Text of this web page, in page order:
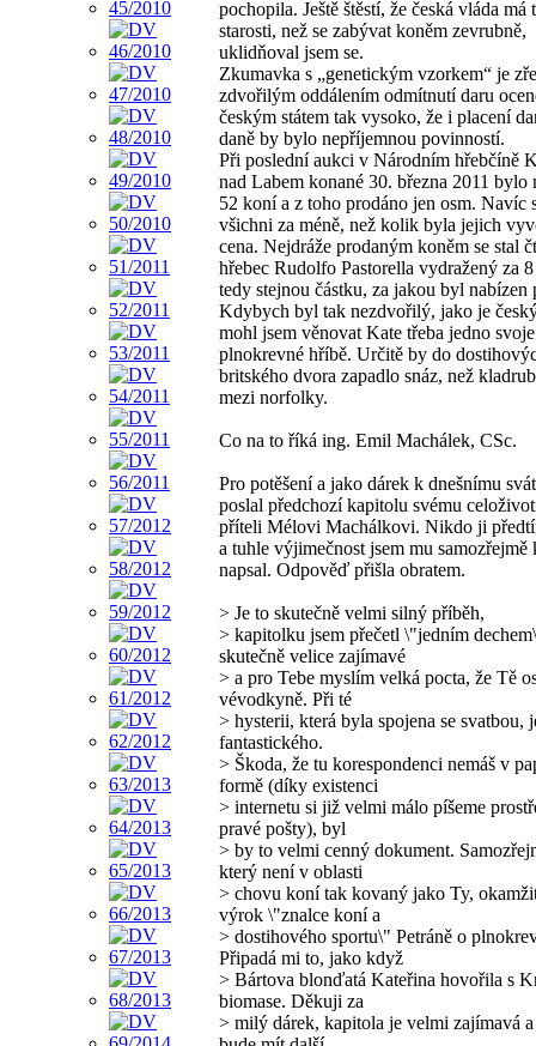
pochopila. Ještě štěstí, že česká vláda má
starosti, než se zabývat koněm zevrubně,
uklidňoval jsem se.
Zkumavka s „genetickým vzorkem“ je
zdvořilým oddálením odmítnutí daru
českým státem tak vysoko, že i placení
daně by bylo nepříjemnou povinností.
Při poslední aukci v Národním hřebčíně
nad Labem konané 30. března 2011 bylo
52 koní a z toho prodáno jen osm. Navíc
všichni za méně, než kolik byla jejich
cena. Nejdráže prodaným koněm se stal
hřebec Rudolfo Pastorella vydražený za
tedy stejnou částku, za jakou byl nabízen
Kdybych byl tak nezdvořilý, jako je
mohl jsem věnovat Kate třeba jedno svoje
plnokrevné hříbě. Určitě by do
britského dvora zapadlo snáz, než
mezi norfolky.
Co na to říká ing. Emil Machálek, CSc.
Pro potěšení a jako dárek k dnešnímu
poslal předchozí kapitolu svému
příteli Mélovi Machálkovi. Nikdo ji
a tuhle výjimečnost jsem mu samozřejmě
napsal. Odpověď přišla obratem.
> Je to skutečně velmi silný příběh,
> kapitolku jsem přečetl \"jedním
skutečně velice zajímavé
> a pro Tebe myslím velká pocta, že Tě
vévodkyně. Při té
> hysterii, která byla spojena se svatbou,
fantastického.
> Škoda, že tu korespondenci nemáš v
formě (díky existenci
> internetu si již velmi málo píšeme
pravé pošty), byl
> by to velmi cenný dokument.
který není v oblasti
> chovu koní tak kovaný jako Ty,
výrok \"znalce koní a
> dostihového sportu\" Petráně o
Připadá mi to, jako když
> Bártova blonďatá Kateřina hovořila s
biomase. Děkuji za
> milý dárek, kapitola je velmi zajímavá